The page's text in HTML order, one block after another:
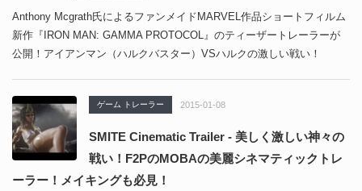
Anthony Mcgrath氏によるファンメイドMARVEL作品ショートフィルム
新作『IRON MAN: GAMMA PROTOCOL』のティーザートレーラーが
公開！アイアンマン（ハルクバスター）VSハルクの激しい戦い！
ゲーム トレーラー 2015-01-08
SMITE Cinematic Trailer - 美しく激しい神々の
戦い！F2PのMOBAの美麗シネマティックトレ
ーラー！メイキングも必見！